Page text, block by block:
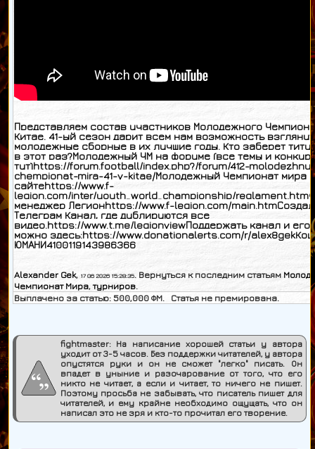
Представляем состав участников Молодежного
Китае. 41-ый сезон дарит всем нам возможность
молодежные сборные в их лучшие годы. Кто заберет
в этот раз?Молодежный ЧМ на форуме (все темы и
тут)https://forum.football/index.php?/forum/412-
chempionat-mira-41-v-kitae/Молодежный Чемпионат мира
сайтеhttps://www.f-
legion.com/inter/youth_world_championship/
менеджер Легионhttps://www.f-legion.com/
Телеграм Канал, где дублируются все
видео.https://www.t.me/legionviewПоддержать канал и его
можно здесь:https://www.donationalerts.com/r/
ЮМАНИ4100119143986366
Alexander Gek, 17 06 2026 15:28:35. Вернуться к последним статьям
Чемпионат Мира,турниров.
Выплачено за статью:500,000ФМ. Статья не премирована.
fightmaster:На написание хорошей статьи у автора
уходит от 3-5 часов. Без поддержки читателей, у автора
опустятся руки и он не сможет "легко" писать. Он
впадет в уныние и разочарование от того, что его
никто не читает, а если и читает, то ничего не пишет.
Поэтому просьба не забывать, что писатель пишет для
читателей, и ему крайне необходимо ощущать, что он
написал это не зря и кто-то прочитал его творение.